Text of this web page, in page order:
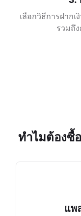
เลือกวิธีการฝาก
รวมถึ
ทำไมต้องซื้
แพ